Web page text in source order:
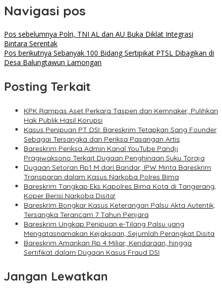
Navigasi pos
Pos sebelumnya Polri, TNI AL dan AU Buka Diklat Integrasi
Bintara Serentak
Pos berikutnya Sebanyak 100 Bidang Sertipikat PTSL Dibagikan di
Desa Balungtawun Lamongan
Posting Terkait
KPK Rampas Aset Perkara Taspen dan Kemnaker, Pulihkan
Hak Publik Hasil Korupsi
Kasus Penipuan PT DSI: Bareskrim Tetapkan Sang Founder
Sebagai Tersangka dan Periksa Pasangan Artis
Bareskrim Periksa Admin Kanal YouTube Pandji
Pragiwaksono Terkait Dugaan Penghinaan Suku Toraja
Dugaan Setoran Rp1 M dari Bandar, IPW Minta Bareskrim
Transparan dalam Kasus Narkoba Polres Bima
Bareskrim Tangkap Eks Kapolres Bima Kota di Tangerang,
Koper Berisi Narkoba Disita!
Bareskrim Bongkar Kasus Keterangan Palsu Akta Autentik,
Tersangka Terancam 7 Tahun Penjara
Bareskrim Ungkap Penipuan e-Tilang Palsu yang
Mengatasnamakan Kejaksaan, Sejumlah Perangkat Disita
Bareskrim Amankan Rp 4 Miliar, Kendaraan, hingga
Sertifikat dalam Dugaan Kasus Fraud DSI
Jangan Lewatkan